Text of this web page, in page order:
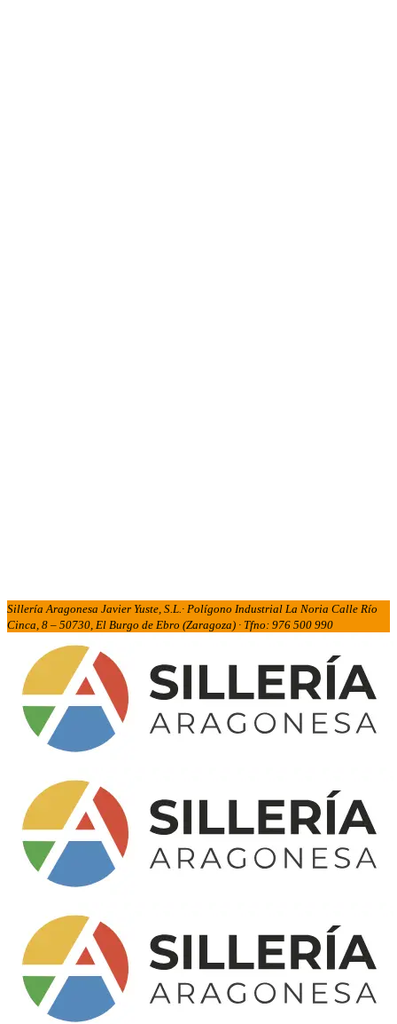
Sillería Aragonesa Javier Yuste, S.L.· Polígono Industrial La Noria Calle Río
Cinca, 8 – 50730, El Burgo de Ebro (Zaragoza) · Tfno: 976 500 990